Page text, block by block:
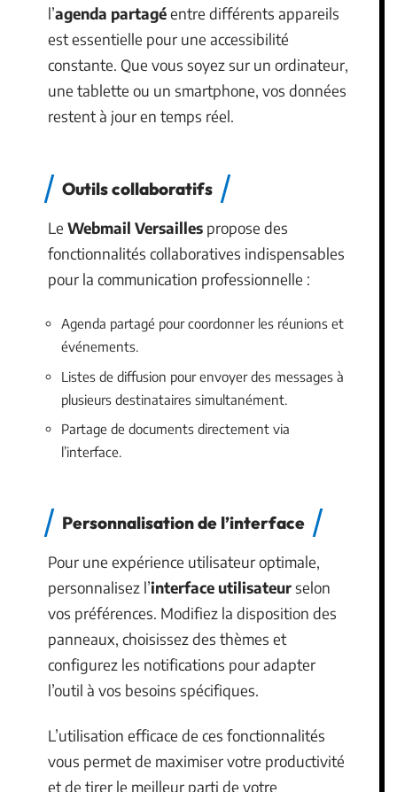
l’agenda partagéentre différents appareils
est essentielle pour une accessibilité
constante. Que vous soyez sur un ordinateur,
une tablette ou un smartphone, vos données
restent à jour en temps réel.
Outils collaboratifs
Le Webmail Versailles propose des
fonctionnalités collaboratives indispensables
pour la communication professionnelle :
Agenda partagé pour coordonner les réunions et
événements.
Listes de diffusion pour envoyer des messages à
plusieurs destinataires simultanément.
Partage de documents directement via
l’interface.
Personnalisation de l’interface
Pour une expérience utilisateur optimale,
personnalisez l’interface utilisateurselon
vos préférences. Modifiez la disposition des
panneaux, choisissez des thèmes et
configurez les notifications pour adapter
l’outil à vos besoins spécifiques.
L’utilisation efficace de ces fonctionnalités
vous permet de maximiser votre productivité
et de tirer le meilleur parti de votre